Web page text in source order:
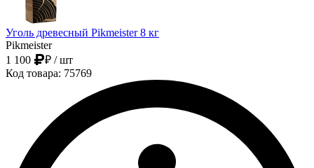
Уголь древесный Pikmeister 8 кг
Pikmeister
1 100
₽ / шт
Код товара: 75769